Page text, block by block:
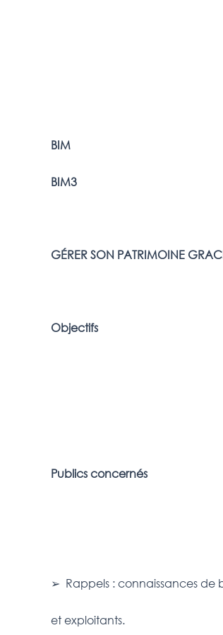
BIM
BIM3
GÉRER SON PATRIMOINE
Objectifs
Publics concernés
➢ Rappels : connaissances de
et exploitants.